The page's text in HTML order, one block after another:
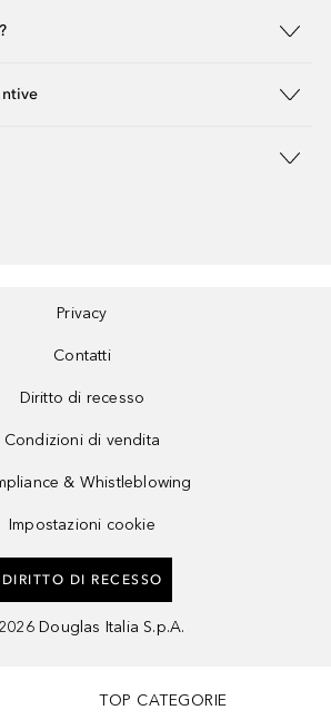
Privacy
Contatti
Diritto di recesso
Condizioni di vendita
& Whistleblowing
Impostazioni cookie
DIRITTO DI RECESSO
2026 Douglas Italia S.p.A.
TOP CATEGORIE